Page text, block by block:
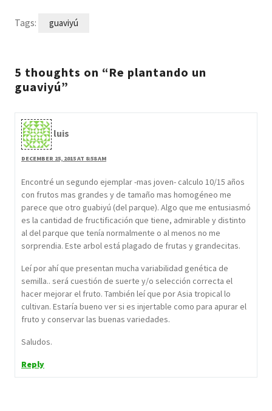
Tags: guaviyú
5 thoughts on “Re plantando un
guaviyú”
luis
DECEMBER 25, 2015 AT 8:58 AM
Encontré un segundo ejemplar -mas joven- calculo 10/15 años
con frutos mas grandes y de tamaño mas homogéneo me
parece que otro guabiyú (del parque). Algo que me entusiasmó
es la cantidad de fructificación que tiene, admirable y distinto
al del parque que tenía normalmente o al menos no me
sorprendia. Este arbol está plagado de frutas y grandecitas.
Leí por ahí que presentan mucha variabilidad genética de
semilla.. será cuestión de suerte y/o selección correcta el
hacer mejorar el fruto. También leí que por Asia tropical lo
cultivan. Estaría bueno ver si es injertable como para apurar el
fruto y conservar las buenas variedades.
Saludos.
Reply